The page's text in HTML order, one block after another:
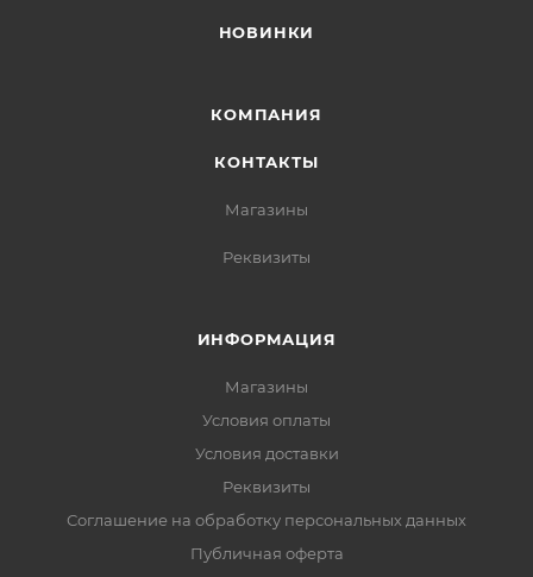
НОВИНКИ
КОМПАНИЯ
КОНТАКТЫ
Магазины
Реквизиты
ИНФОРМАЦИЯ
Магазины
Условия оплаты
Условия доставки
Реквизиты
Соглашение на обработку персональных данных
Публичная оферта